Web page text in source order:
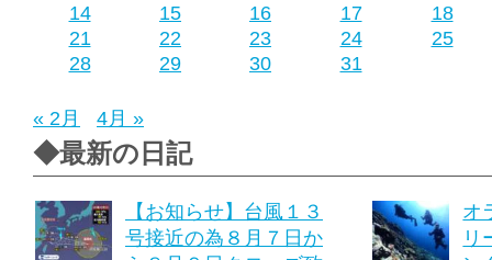
14
15 16 17
18
21
22 23 24
25
28
29 30 31
« 2月 4月 »
◆最新の日記
【お知らせ】台風１３
号接近の為８月７日か
オ
リ